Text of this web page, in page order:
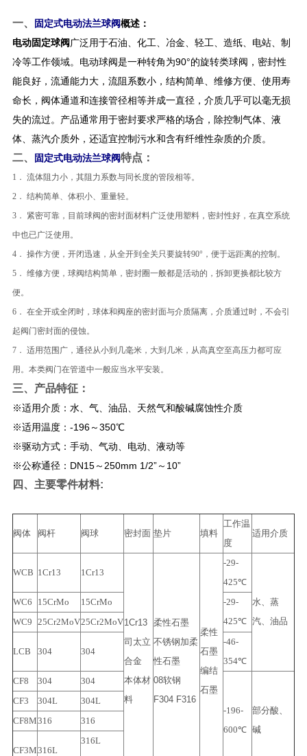
一、 固定式电动法兰球阀概述：
电动固定球阀广泛用于石油、化工、冶金、轻工、造纸、电站、制
冷等工作领域。电动球阀是一种转角为90°的旋转类球阀，密封性
能良好，流通能力大，流阻系数小，结构简单、维修方便、使用寿
命长，阀体通道和连接管径相等并成一直径，介质几乎可以毫无损
失的流过。产品通常用于密封要求严格的场合，除控制气体、液
体、蒸汽介质外，还适宜控制污水和含有纤维性杂质的介质。
二、 固定式电动法兰球阀特点：
1． 流体阻力小，其阻力系数与同长度的管段相等。
2． 结构简单、体积小、重量轻。
3． 紧密可靠，目前球阀的密封面材料广泛使用塑料，密封性好，在真空系统
中也已广泛使用。
4． 操作方便，开闭迅速，从全开到全关只要旋转90°，便于远距离的控制。
5． 维修方便，球阀结构简单，密封圈一般都是活动的，拆卸更换都比较方
便。
6． 在全开或全闭时，球体和阀座的密封面与介质隔离，介质通过时，不会引
起阀门密封面的侵蚀。
7． 适用范围广，通径从小到几毫米，大到几米，从高真空至高压力都可应
用。本类阀门在管道中一般应当水平安装。
三、​产品特征：
※适用介质：水、气、油品、天然气和酸碱腐蚀性介质
※适用温度：-196～350℃
※驱动方式：手动、气动、电动、液动等
※公称通径：DN15～250mm 1/2”～10”
四、主要零件材料:
阀体 阀杆 阀球 密封面 垫片 填料
工作温
度
适用介质
WCB 1Cr13 1Cr13
1Cr13
司太立
合金
本体材
料
柔性石墨
不锈钢加柔
性石墨
08软钢
F304 F316
柔性
石墨
编结
石墨
-29-
425℃
水、蒸
汽、油品
WC6 15CrMo 15CrMo
-29-
425℃
WC9 25Cr2MoV25Cr2MoV
LCB 304 304
-46-
354℃
CF8
304 304
-196-
600℃
部分酸、
碱
CF3 304L
304L
CF8M316 316
CF3M316L
316L